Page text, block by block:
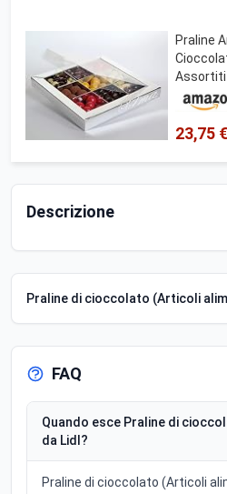
Praline
Assortiti
23,75 €
Descrizione
Praline di cioccolato (Articoli
FAQ
Quando esce Praline di
da Lidl?
Praline di cioccolato (Articoli